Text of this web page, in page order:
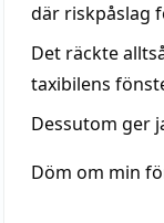
där riskpåslag
Det räckte
taxibilens
Dessutom ger
Döm om min